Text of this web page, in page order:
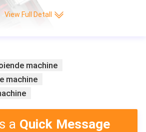
View Full Detall
machine
machine
a Quick Message